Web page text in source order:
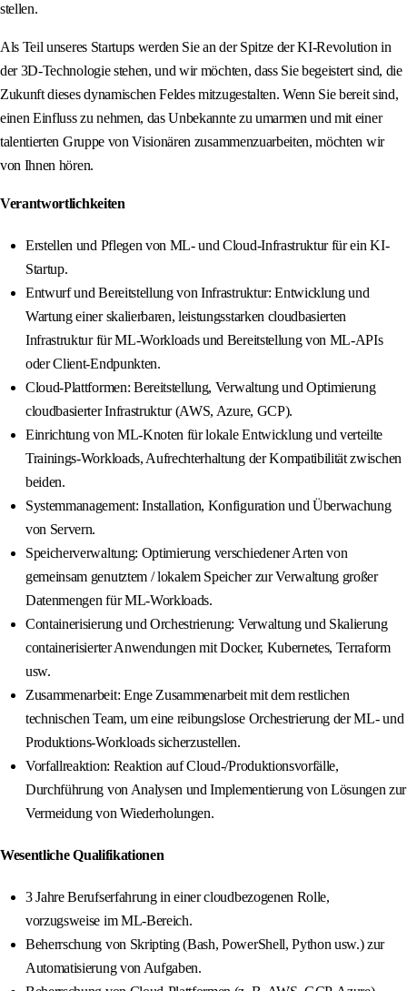
stellen.
Als Teil unseres Startups werden Sie an der Spitze der KI-Revolution in
der 3D-Technologie stehen, und wir möchten, dass Sie begeistert sind, die
Zukunft dieses dynamischen Feldes mitzugestalten. Wenn Sie bereit sind,
einen Einfluss zu nehmen, das Unbekannte zu umarmen und mit einer
talentierten Gruppe von Visionären zusammenzuarbeiten, möchten wir
von Ihnen hören.
Verantwortlichkeiten
Erstellen und Pflegen von ML- und Cloud-Infrastruktur für ein KI-
Startup.
Entwurf und Bereitstellung von Infrastruktur: Entwicklung und
Wartung einer skalierbaren, leistungsstarken cloudbasierten
Infrastruktur für ML-Workloads und Bereitstellung von ML-APIs
oder Client-Endpunkten.
Cloud-Plattformen: Bereitstellung, Verwaltung und Optimierung
cloudbasierter Infrastruktur (AWS, Azure, GCP).
Einrichtung von ML-Knoten für lokale Entwicklung und verteilte
Trainings-Workloads, Aufrechterhaltung der Kompatibilität zwischen
beiden.
Systemmanagement: Installation, Konfiguration und Überwachung
von Servern.
Speicherverwaltung: Optimierung verschiedener Arten von
gemeinsam genutztem / lokalem Speicher zur Verwaltung großer
Datenmengen für ML-Workloads.
Containerisierung und Orchestrierung: Verwaltung und Skalierung
containerisierter Anwendungen mit Docker, Kubernetes, Terraform
usw.
Zusammenarbeit: Enge Zusammenarbeit mit dem restlichen
technischen Team, um eine reibungslose Orchestrierung der ML- und
Produktions-Workloads sicherzustellen.
Vorfallreaktion: Reaktion auf Cloud-/Produktionsvorfälle,
Durchführung von Analysen und Implementierung von Lösungen zur
Vermeidung von Wiederholungen.
Wesentliche Qualifikationen
3 Jahre Berufserfahrung in einer cloudbezogenen Rolle,
vorzugsweise im ML-Bereich.
Beherrschung von Skripting (Bash, PowerShell, Python usw.) zur
Automatisierung von Aufgaben.